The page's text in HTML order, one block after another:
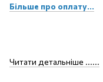
Більше про оплату...
Читати детальніше ......